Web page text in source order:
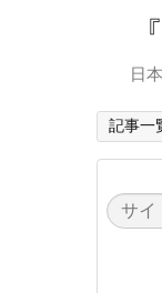
日
記事一